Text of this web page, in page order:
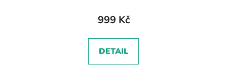
999 Kč
DETAIL